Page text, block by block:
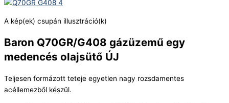
A kép(ek) csupán illusztráció(k)
Baron Q70GR/G408 gázüzemű egy
medencés olajsütő ÚJ
Teljesen formázott teteje egyetlen nagy rozsdamentes
acéllemezből készül.